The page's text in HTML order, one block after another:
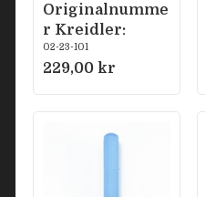
Originalnumme
r Kreidler:
235.18.96
Zündapp: 428-
20.702 / 448-
927 180 03 50
02-23-101
229,00 kr